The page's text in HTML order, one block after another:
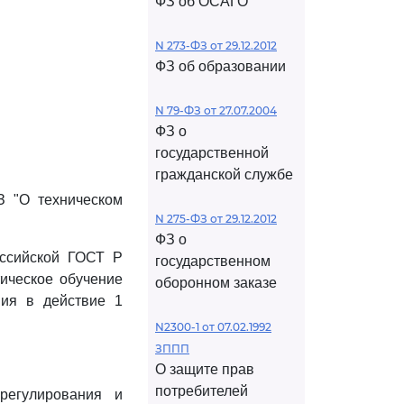
техническом
ГОСТ Р
обучение
в действие 1
и
N 273-ФЗ от 29.12.2012
ФЗ об образовании
N 79-ФЗ от 27.07.2004
ФЗ о
государственной
гражданской службе
N 275-ФЗ от 29.12.2012
ФЗ о
государственном
оборонном заказе
N2300-1 от 07.02.1992
ЗППП
О защите прав
потребителей